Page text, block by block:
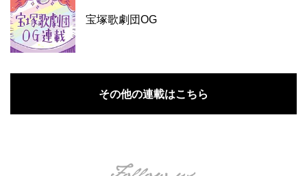
宝塚歌劇団OG
その他の連載はこちら